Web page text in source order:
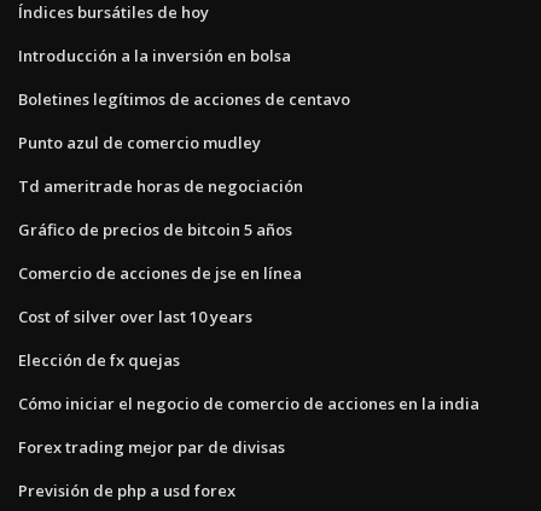
Índices bursátiles de hoy
Introducción a la inversión en bolsa
Boletines legítimos de acciones de centavo
Punto azul de comercio mudley
Td ameritrade horas de negociación
Gráfico de precios de bitcoin 5 años
Comercio de acciones de jse en línea
Cost of silver over last 10 years
Elección de fx quejas
Cómo iniciar el negocio de comercio de acciones en la india
Forex trading mejor par de divisas
Previsión de php a usd forex